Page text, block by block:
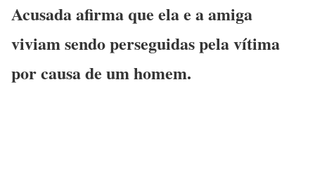
Acusada afirma que ela e a amiga
viviam sendo perseguidas pela vítima
por causa de um homem.